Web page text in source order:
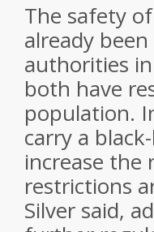
The safety
already
authorities
both have
population.
carry a
increase the
restrictions
Silver said,